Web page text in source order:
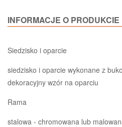
INFORMACJE O PRODUKCIE
Siedzisko i oparcie
siedzisko i oparcie wykonane z
dekoracyjny wzór na oparciu
Rama
stalowa - chromowana lub